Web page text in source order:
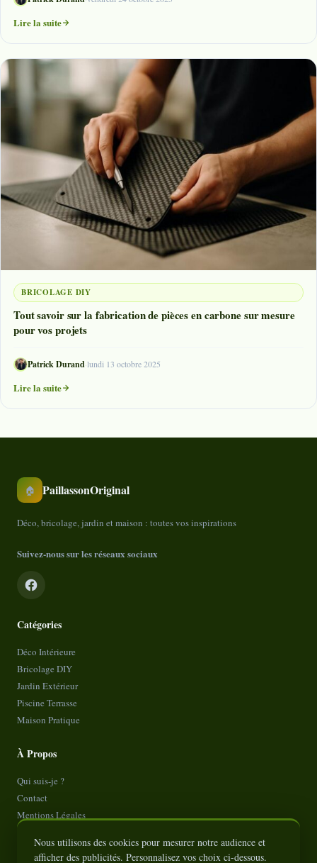
Lire la suite
BRICOLAGE DIY
Tout savoir sur la fabrication de pièces en carbone sur mesure
pour vos projets
Patrick Durand·lundi 13 octobre 2025
Lire la suite
🏠 PaillassonOriginal
Déco, bricolage, jardin et maison : toutes vos inspirations
Suivez-nous sur les réseaux sociaux
Catégories
Déco Intérieure
Bricolage DIY
Jardin Extérieur
Piscine Terrasse
Maison Pratique
À Propos
Qui suis-je ?
Contact
Mentions Légales
Plan de site
Nous utilisons des cookies pour mesurer notre audience et
afficher des publicités. Personnalisez vos choix ci-dessous.